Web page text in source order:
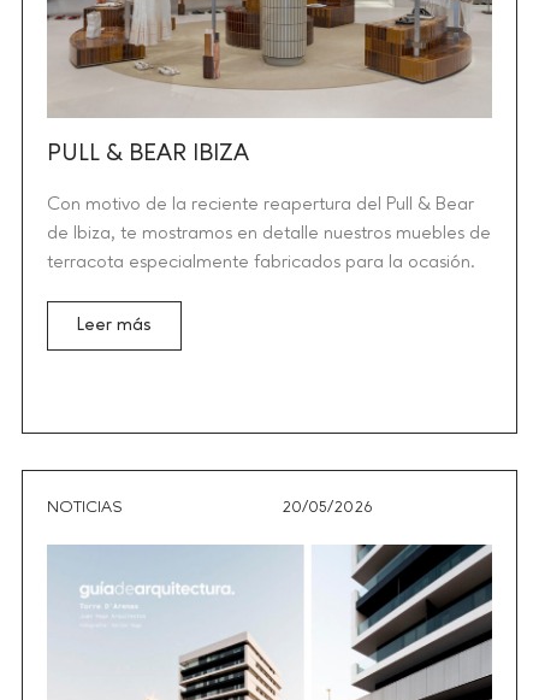
PULL & BEAR IBIZA
Con motivo de la reciente reapertura del Pull & Bear
de Ibiza, te mostramos en detalle nuestros muebles de
terracota especialmente fabricados para la ocasión.
Leer más
NOTICIAS 20/05/2026